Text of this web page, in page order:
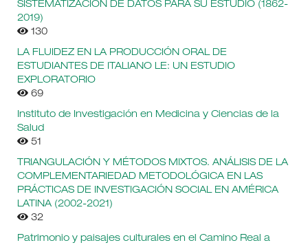
SISTEMATIZACIÓN DE DATOS PARA SU ESTUDIO (1862-
2019)
130
LA FLUIDEZ EN LA PRODUCCIÓN ORAL DE
ESTUDIANTES DE ITALIANO LE: UN ESTUDIO
EXPLORATORIO
69
Instituto de Investigación en Medicina y Ciencias de la
Salud
51
TRIANGULACIÓN Y MÉTODOS MIXTOS. ANÁLISIS DE LA
COMPLEMENTARIEDAD METODOLÓGICA EN LAS
PRÁCTICAS DE INVESTIGACIÓN SOCIAL EN AMÉRICA
LATINA (2002-2021)
32
Patrimonio y paisajes culturales en el Camino Real a